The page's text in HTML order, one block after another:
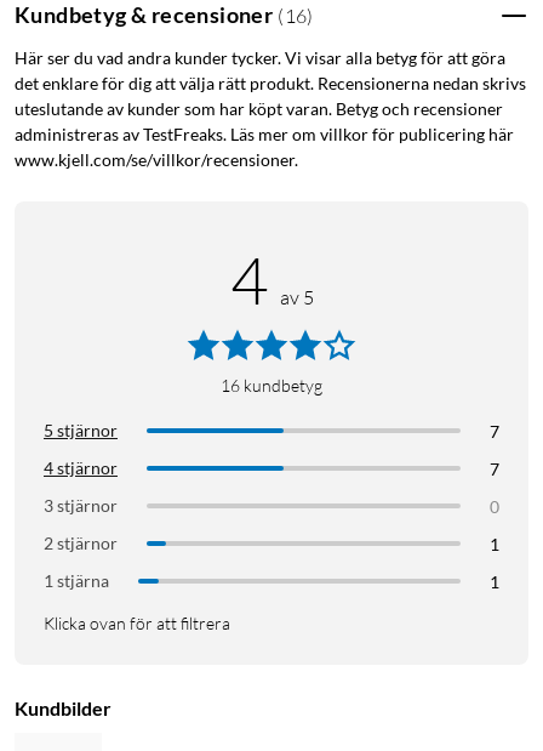
Kundbetyg & recensioner ( 16)
Här ser du vad andra kunder tycker. Vi visar alla betyg för att göra
det enklare för dig att välja rätt produkt. Recensionerna nedan skrivs
uteslutande av kunder som har köpt varan. Betyg och recensioner
administreras av TestFreaks. Läs mer om villkor för publicering här
www.kjell.com/se/villkor/recensioner.
4 av 5
16 kundbetyg
5 stjärnor
7
4 stjärnor
7
3 stjärnor
0
2 stjärnor
1
1 stjärna
1
Klicka ovan för att filtrera
Kundbilder